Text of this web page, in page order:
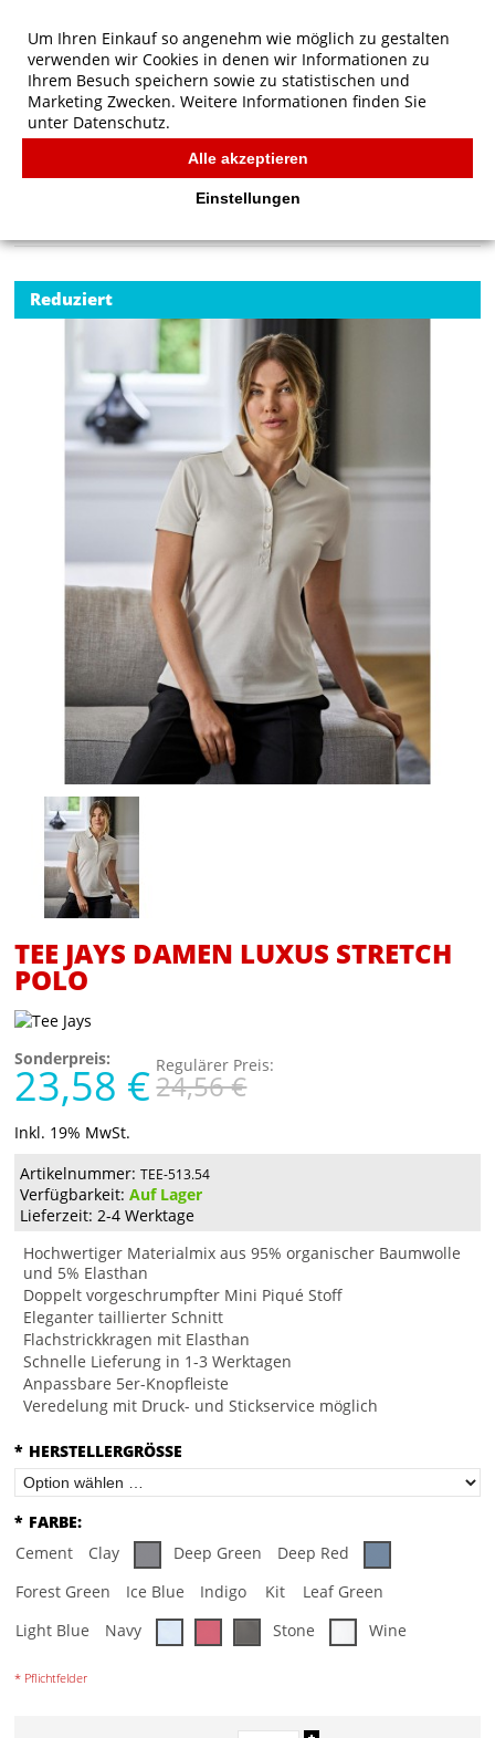
Tee Jays Damen Luxus Stretch Polo
Reduziert
TEE JAYS DAMEN LUXUS STRETCH
POLO
Sonderpreis:
23,58 € Regulärer Preis:
24,56 €
Inkl. 19% MwSt.
Artikelnummer: TEE-513.54
Verfügbarkeit:Auf Lager
Lieferzeit: 2-4 Werktage
Hochwertiger Materialmix aus 95% organischer Baumwolle
und 5% Elasthan
Doppelt vorgeschrumpfter Mini Piqué Stoff
Eleganter taillierter Schnitt
Flachstrickkragen mit Elasthan
Schnelle Lieferung in 1-3 Werktagen
Anpassbare 5er-Knopfleiste
Veredelung mit Druck- und Stickservice möglich
* HERSTELLERGRÖSSE
* FARBE:
Cement
Clay Deep Green
Deep Red
Forest Green
Ice Blue Indigo Kit
Leaf Green
Light Blue
Navy Stone Wine
* Pflichtfelder
Um Ihren Einkauf so angenehm wie möglich zu gestalten
verwenden wir Cookies in denen wir Informationen zu
Ihrem Besuch speichern sowie zu statistischen und
Marketing Zwecken. Weitere Informationen finden Sie
unter Datenschutz.
Alle akzeptieren
Einstellungen